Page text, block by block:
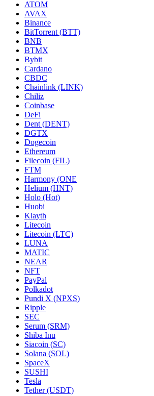
ATOM
AVAX
Binance
BitTorrent (BTT)
BNB
BTMX
Bybit
Cardano
CBDC
Chainlink (LINK)
Chiliz
Coinbase
DeFi
Dent (DENT)
DGTX
Dogecoin
Ethereum
Filecoin (FIL)
FTM
Harmony (ONE
Helium (HNT)
Holo (Hot)
Huobi
Klayth
Litecoin
Litecoin (LTC)
LUNA
MATIC
NEAR
NFT
PayPal
Polkadot
Pundi X (NPXS)
Ripple
SEC
Serum (SRM)
Shiba Inu
Siacoin (SC)
Solana (SOL)
SpaceX
SUSHI
Tesla
Tether (USDT)